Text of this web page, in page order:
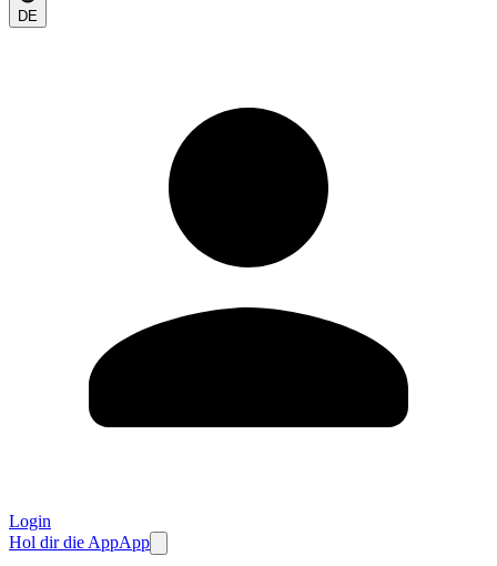
DE
Login
Hol dir die AppApp